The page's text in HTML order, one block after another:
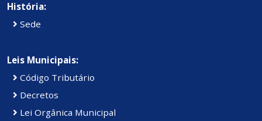
História:
Sede
Leis Municipais:
Código Tributário
Decretos
Lei Orgânica Municipal